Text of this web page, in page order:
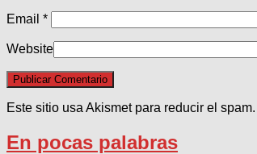
Email *
Website
Este sitio usa Akismet para reducir el spam.
En pocas palabras